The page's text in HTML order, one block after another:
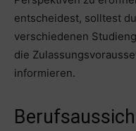
entscheidest, solltest
verschiedenen
die
informieren.